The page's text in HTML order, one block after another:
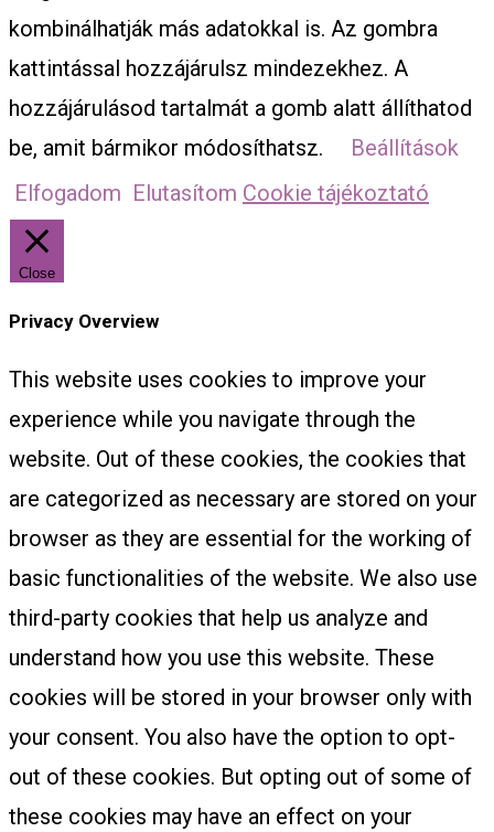
kombinálhatják más adatokkal is. Az gombra
kattintással hozzájárulsz mindezekhez. A
hozzájárulásod tartalmát a gomb alatt állíthatod
be, amit bármikor módosíthatsz.
Beállítások
Elfogadom Elutasítom Cookie tájékoztató
Close
Privacy Overview
This website uses cookies to improve your
experience while you navigate through the
website. Out of these cookies, the cookies that
are categorized as necessary are stored on your
browser as they are essential for the working of
basic functionalities of the website. We also use
third-party cookies that help us analyze and
understand how you use this website. These
cookies will be stored in your browser only with
your consent. You also have the option to opt-
out of these cookies. But opting out of some of
these cookies may have an effect on your